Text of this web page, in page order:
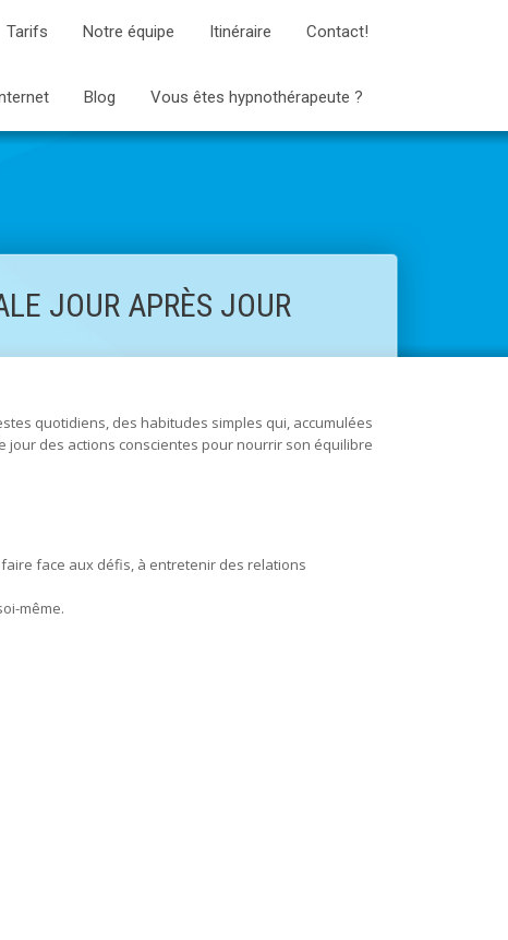
Tarifs Notre équipe Itinéraire Contact!
Blog Vous êtes hypnothérapeute ?
JOUR APRÈS JOUR
quotidiens, des habitudes simples qui, accumulées
jour des actions conscientes pour nourrir son équilibre
face aux défis, à entretenir des relations
même.